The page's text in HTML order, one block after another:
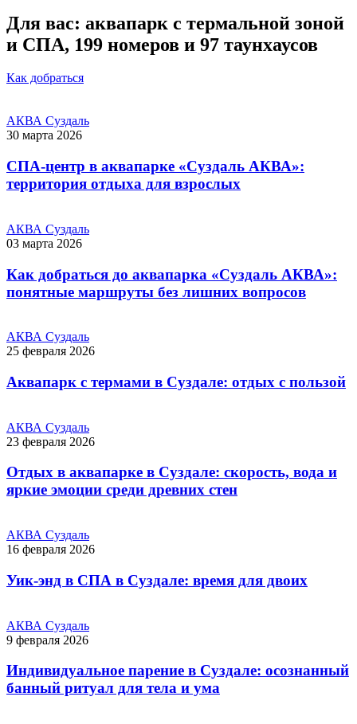
Для вас: аквапарк с термальной зоной
и СПА, 199 номеров и 97 таунхаусов
Как добраться
АКВА Суздаль
30 марта 2026
СПА-центр в аквапарке «Суздаль АКВА»:
территория отдыха для взрослых
АКВА Суздаль
03 марта 2026
Как добраться до аквапарка «Суздаль АКВА»:
понятные маршруты без лишних вопросов
АКВА Суздаль
25 февраля 2026
Аквапарк с термами в Суздале: отдых с пользой
АКВА Суздаль
23 февраля 2026
Отдых в аквапарке в Суздале: скорость, вода и
яркие эмоции среди древних стен
АКВА Суздаль
16 февраля 2026
Уик-энд в СПА в Суздале: время для двоих
АКВА Суздаль
9 февраля 2026
Индивидуальное парение в Суздале: осознанный
банный ритуал для тела и ума